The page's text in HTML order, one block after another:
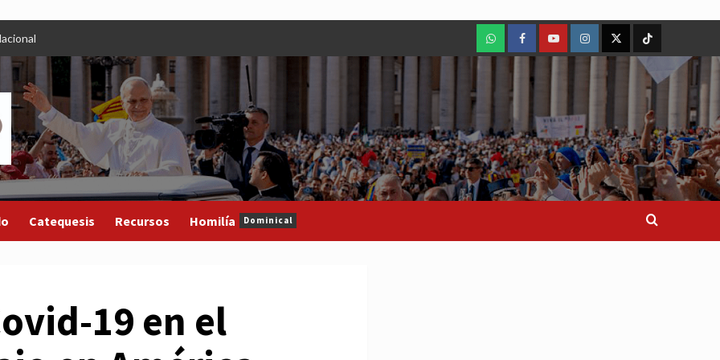
WhatsAppFacebookYoutubeInstagram
X TikTok
Catequesis Recursos Homilía Dominical
19 en el